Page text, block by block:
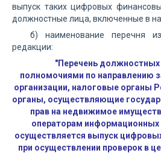
выпуск таких цифровых
должностные лица, включенные в
б) наименование перечня
редакции:
"Перечень
полномочиями по направлению
организации, налоговые органы
органы, осуществляющие
прав на недвижимое
операторам информационных
осуществляется выпуск
при осуществлении проверок в